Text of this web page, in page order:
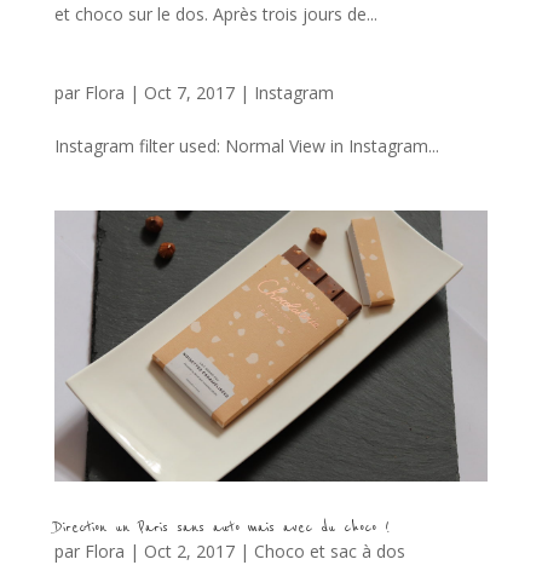
et choco sur le dos. Après trois jours de...
par Flora | Oct 7, 2017| Instagram
Instagram filter used: Normal View in Instagram...
Direction un Paris sans auto mais avec du choco !
par Flora | Oct 2, 2017| Choco et sac à dos